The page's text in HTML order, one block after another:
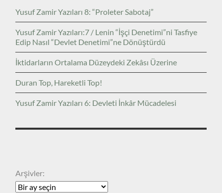
Yusuf Zamir Yazıları 8: “Proleter Sabotaj”
Yusuf Zamir Yazıları:7 / Lenin “İşçi Denetimi”ni Tasfiye
Edip Nasıl “Devlet Denetimi”ne Dönüştürdü
İktidarların Ortalama Düzeydeki Zekâsı Üzerine
Duran Top, Hareketli Top!
Yusuf Zamir Yazıları 6: Devleti İnkâr Mücadelesi
Arşivler: